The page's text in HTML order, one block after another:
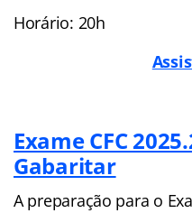
Horário: 20h
Exame CFC
Gabaritar
A preparação para o